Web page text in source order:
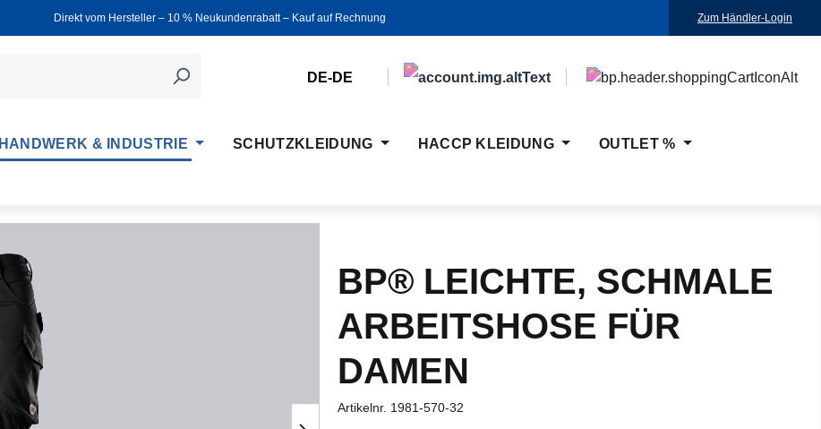
Direkt vom Hersteller ‒ 10 % Neukundenrabatt ‒ Kauf auf Rechnung Zum Händler-Login
DE-DE
HANDWERK & INDUSTRIE SCHUTZKLEIDUNG HACCP KLEIDUNG OUTLET %
BP® LEICHTE, SCHMALE
ARBEITSHOSE FÜR
DAMEN
Artikelnr. 1981-570-32